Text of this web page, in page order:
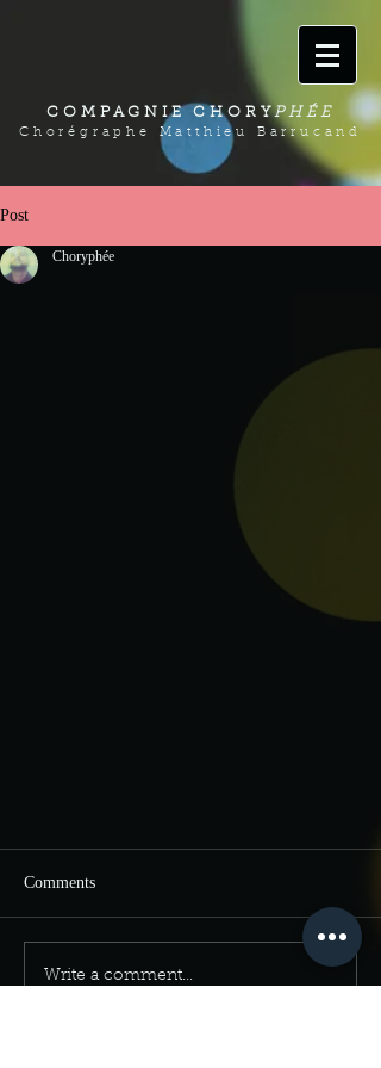
COMPAGNIE CHORYPHÉE
Chorégraphe Matthieu Barrucand
Post
Choryphée
Comments
Write a comment...